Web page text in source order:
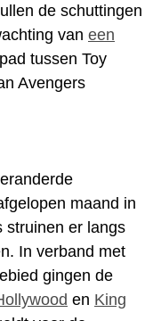
de schuttingen
van een
tussen Toy
Avengers
maand in
struinen er langs
In verband met
gingen de
en King